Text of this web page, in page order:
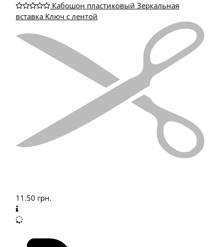
Кабошон пластиковый Зеркальная
вставка Ключ с лентой
11.50 грн.